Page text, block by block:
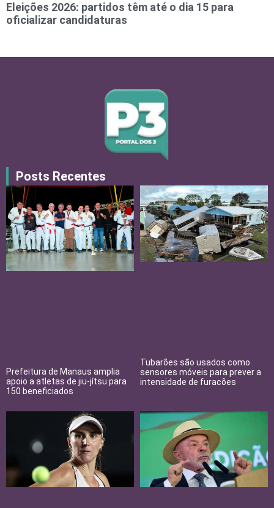
Eleições 2026: partidos têm até o dia 15 para
oficializar candidaturas
Posts Recentes
Prefeitura de Manaus amplia
apoio a atletas de jiu-jítsu para
150 beneficiados
Tubarões são usados como
sensores móveis para prever a
intensidade de furacões